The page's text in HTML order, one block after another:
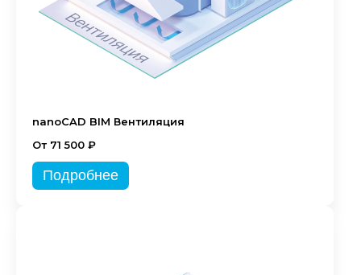
nanoCAD BIM Вентиляция
От 71 500 ₽
Подробнее